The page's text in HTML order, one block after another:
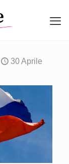
30 Aprile